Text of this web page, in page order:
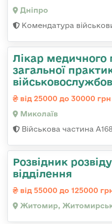
Дніпро
Комендатура
Лікар медичного
загальної
від 25000 до 30000 грн
Миколаїв
Військова частина
Розвідник
відділення
від 55000 до 125000
Житомир,